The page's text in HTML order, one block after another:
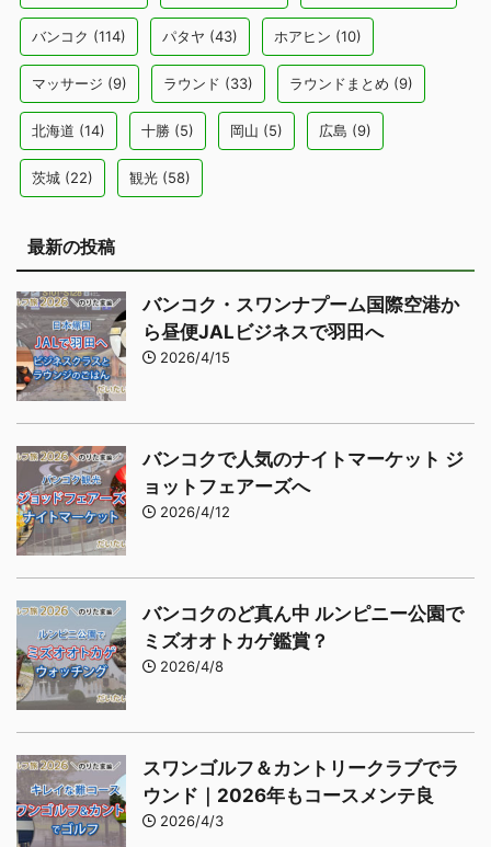
バンコク (114) パタヤ (43) ホアヒン (10)
マッサージ (9) ラウンド (33) ラウンドまとめ (9)
北海道 (14) 十勝 (5) 岡山 (5) 広島 (9)
茨城 (22) 観光 (58)
最新の投稿
バンコク・スワンナプーム国際空港か
ら昼便JALビジネスで羽田へ
2026/4/15
バンコクで人気のナイトマーケット ジ
ョットフェアーズへ
2026/4/12
バンコクのど真ん中 ルンピニー公園で
ミズオオトカゲ鑑賞？
2026/4/8
スワンゴルフ＆カントリークラブでラ
ウンド｜2026年もコースメンテ良
2026/4/3